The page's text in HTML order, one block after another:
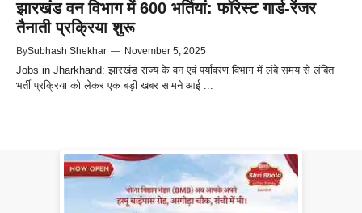
झारखंड वन विभाग में 600 भर्तियां: फॉरेस्ट गार्ड-रेंजर
तैनाती प्रक्रिया शुरू
BySubhash Shekhar — November 5, 2025
Jobs in Jharkhand: झारखंड राज्य के वन एवं पर्यावरण विभाग में लंबे समय से लंबित
भर्ती प्रक्रिया को लेकर एक बड़ी खबर सामने आई ...